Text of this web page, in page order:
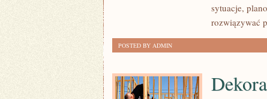
sytuacje,
rozwiązywać
POSTED BY ADMIN